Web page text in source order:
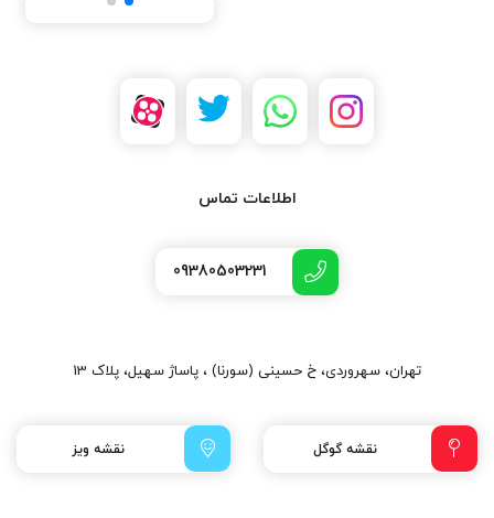
اطلاعات تماس
09380503231
تهران، سهروردی، خ حسینی (سورنا) ، پاساژ سهیل، پلاک 13
نقشه گوگل نقشه ویز